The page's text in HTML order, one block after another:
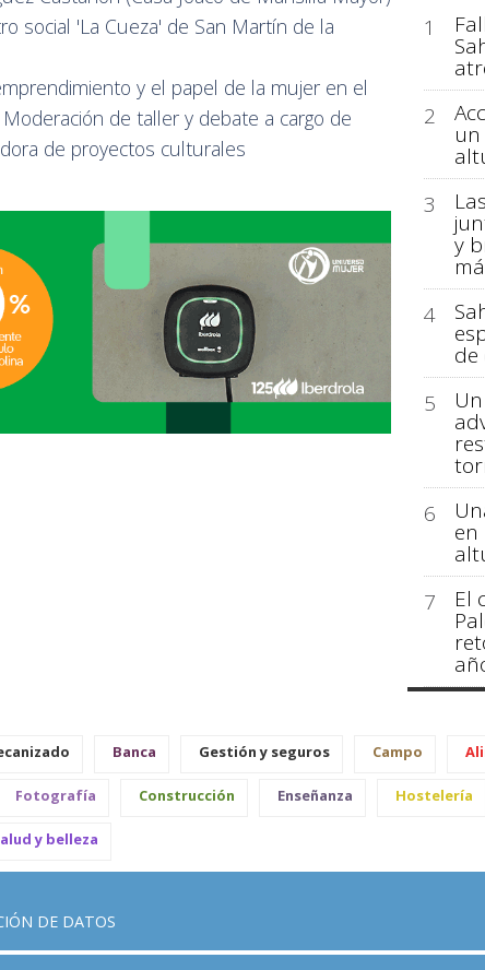
social 'La Cueza' de San Martín de la
y el papel de la mujer en el
de taller y debate a cargo de
de proyectos culturales
1
2
3
y
4
5
6
en
7
El
Banca Gestión y seguros Campo
Fotografía Construcción Enseñanza Hostelería
y belleza
DE DATOS